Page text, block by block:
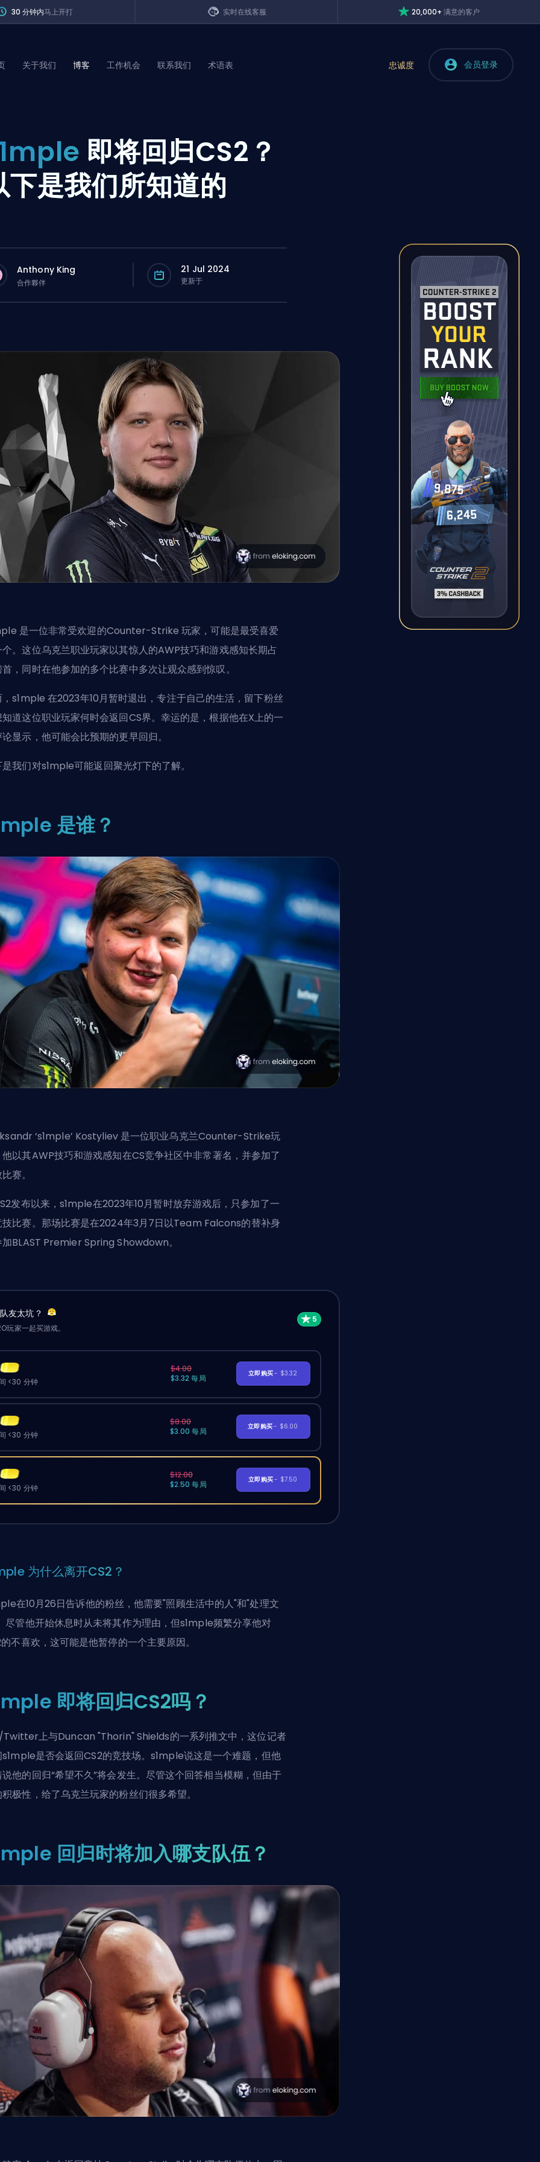
30 分钟内马上开打 实时在线客服 20,000+满意的客户
关于我们 博客 工作机会 联系我们 术语表 忠诚度 会员登录
即将回归CS2？
下是我们所知道的
Anthony King
合作夥伴
21 Jul 2024
更新于
是一位非常受欢迎的Counter-Strike 玩家 ，可能是最受喜爱
。这位乌克兰职业玩家以其惊人的AWP技巧和游戏感知长期占
，同时在他参加的多个比赛中多次让观众感到惊叹。
s1mple 在2023年10月暂时退出，专注于自己的生活，留下粉丝
道这位职业玩家何时会返回CS界。幸运的是，根据他在X上的一
显示，他可能会比预期的更早回归。
我们对s1mple可能返回聚光灯下的了解。
是谁？
‘s1mple’ Kostyliev是一位职业乌克兰Counter-Strike玩
以其AWP技巧和游戏感知在CS竞争社区中非常著名，并参加了
赛。
发布以来，s1mple在2023年10月暂时放弃游戏后，只参加了一
技比赛。那场比赛是在2024年3月7日以Team Falcons的替补身
加BLAST Premier Spring Showdown。
友太坑？
玩家一起买游戏。
<30 分钟
$4.00
$3.32 每局
立即购买- $3.32
<30 分钟
$8.00
$3.00 每局
立即购买- $6.00
<30 分钟
$12.00
$2.50 每局
立即购买- $7.50
为什么离开CS2？
在10月26日告诉他的粉丝，他需要"照顾生活中的人"和"处理文
尽管他开始休息时从未将其作为理由，但s1mple频繁分享他对
不喜欢，这可能是他暂停的一个主要原因。
即将回归CS2吗？
Twitter上与Duncan "Thorin" Shields的一系列推文中，这位记者
s1mple是否会返回CS2的竞技场。s1mple说这是一个难题，但他
他的回归“希望不久”将会发生。尽管这个回答相当模糊，但由于
极性，给了乌克兰玩家的粉丝们很多希望。
回归时将加入哪支队伍？